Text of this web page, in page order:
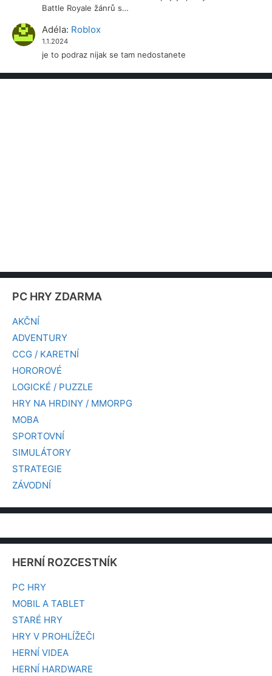
Battle Royale žánrů s…
Adéla: Roblox
1.1.2024
je to podraz nijak se tam nedostanete
PC HRY ZDARMA
AKČNÍ
ADVENTURY
CCG / KARETNÍ
HOROROVÉ
LOGICKÉ / PUZZLE
HRY NA HRDINY / MMORPG
MOBA
SPORTOVNÍ
SIMULÁTORY
STRATEGIE
ZÁVODNÍ
HERNÍ ROZCESTNÍK
PC HRY
MOBIL A TABLET
STARÉ HRY
HRY V PROHLÍŽEČI
HERNÍ VIDEA
HERNÍ HARDWARE